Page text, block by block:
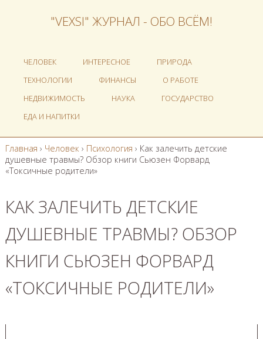
"VEXSI" ЖУРНАЛ - ОБО ВСЁМ!
ЧЕЛОВЕК ИНТЕРЕСНОЕ
ПРИРОДА
ТЕХНОЛОГИИ
ФИНАНСЫ
О РАБОТЕ
НЕДВИЖИМОСТЬ
НАУКА
ГОСУДАРСТВО
ЕДА И НАПИТКИ
Главная › Человек › Психология › Как залечить детские
душевные травмы? Обзор книги Сьюзен Форвард
«Токсичные родители»
КАК ЗАЛЕЧИТЬ ДЕТСКИЕ
ДУШЕВНЫЕ ТРАВМЫ? ОБЗОР
КНИГИ СЬЮЗЕН ФОРВАРД
«ТОКСИЧНЫЕ РОДИТЕЛИ»